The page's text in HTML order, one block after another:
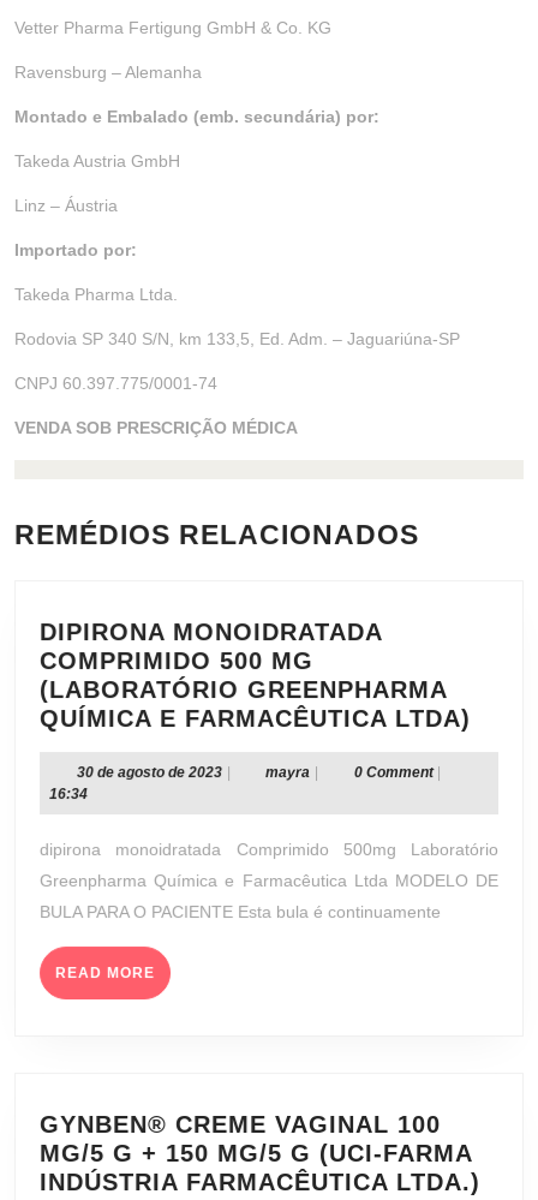
Vetter Pharma Fertigung GmbH & Co. KG
Ravensburg – Alemanha
Montado e Embalado (emb. secundária) por:
Takeda Austria GmbH
Linz – Áustria
Importado por:
Takeda Pharma Ltda.
Rodovia SP 340 S/N, km 133,5, Ed. Adm. – Jaguariúna-SP
CNPJ 60.397.775/0001-74
VENDA SOB PRESCRIÇÃO MÉDICA
REMÉDIOS RELACIONADOS
DIPIRONA MONOIDRATADA
COMPRIMIDO 500 MG
(LABORATÓRIO GREENPHARMA
QUÍMICA E FARMACÊUTICA LTDA)
30 de agosto de 202330
agosto
2023
mayra mayra 0 Comment
16:34
dipirona monoidratada Comprimido 500mg Laboratório
Greenpharma Química e Farmacêutica Ltda MODELO DE
BULA PARA O PACIENTE Esta bula é continuamente
READ MORE READ
MORE
GYNBEN® CREME VAGINAL 100
MG/5 G + 150 MG/5 G (UCI-FARMA
INDÚSTRIA FARMACÊUTICA LTDA.)